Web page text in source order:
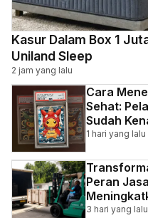
Kasur Dalam Box 1
Uniland Sleep
2 jam yang lalu
Cara
Sehat:
Sudah
1 hari yang lalu
Peran
Indonesia
3 hari yang lalu